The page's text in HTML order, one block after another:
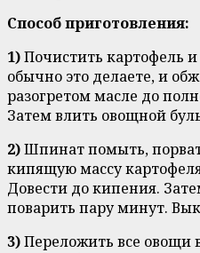
Способ приготовления:
1)Почистить картофель
обычно это делаете, и
разогретом масле до
Затем влить овощной
2)Шпинат помыть,
кипящую массу
Довести до кипения.
поварить пару минут.
3)Переложить все овощи